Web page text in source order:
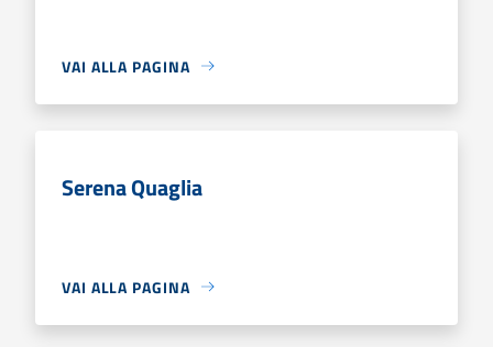
VAI ALLA PAGINA
Serena Quaglia
VAI ALLA PAGINA